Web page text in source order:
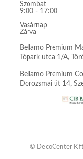
Szombat
9:00 - 17:00
Vasárnap
Zárva
Bellamo Premium
Tópark utca 1/A,
Bellamo Premium
Dorozsmai út 14,
© DecoCenter